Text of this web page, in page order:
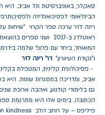
סאקלר, באוניברסיטת תל אביב. היא
הבינלאומי לפסיכואנליזה
רינה לזר ערכה ספר הקרוי  "שיחות
ראוטלדג ב-2017  ושני ספרים
המאוחד, ביחד עם פרופ' שלמה
ו"נקודת העיוורון" .דר' רינה לזר
- פסיכולוגית קלינית, המטפלת
אביב, ומדריכה במסגרות שונות. היא
גם בלימודי קולנוע, ואהבה ארוכת
הכתובה. בימים אלו היא מתרגמת